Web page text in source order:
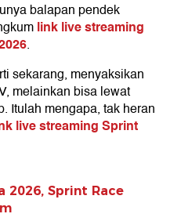
balapan pendek
link live streaming
.
sekarang, menyaksikan
melainkan bisa lewat
Itulah mengapa, tak heran
live streaming Sprint
2026, Sprint Race